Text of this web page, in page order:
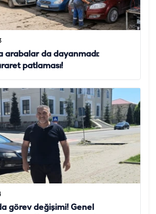
arabalar da dayanmadı:
patlaması!
görev değişimi! Genel